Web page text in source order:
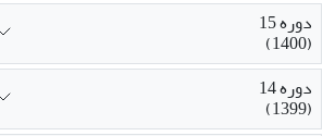
دوره 15
(1400)
دوره 14
(1399)